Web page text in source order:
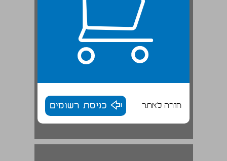
חזרה לאתר כניסת רשומים
המהפך הפרסונלי של רמון ... 21